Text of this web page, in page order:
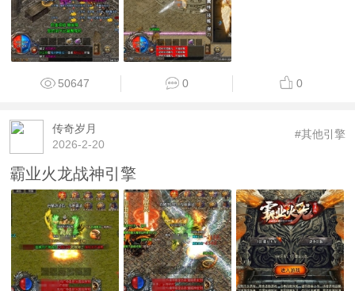
50647 0 0
传奇岁月
2026-2-20
#其他引擎
霸业火龙战神引擎